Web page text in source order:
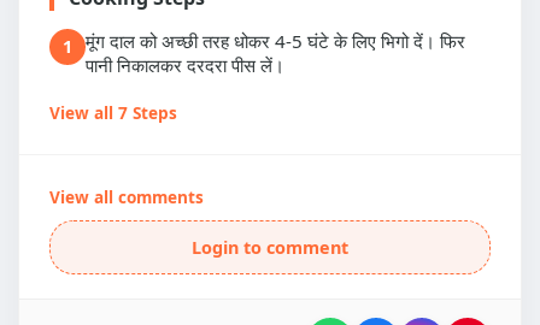
1
मूंग दाल को अच्छी तरह धोकर 4-5 घंटे के लिए भिगो दें। फिर
पानी निकालकर दरदरा पीस लें।
View all 7 Steps
View all comments
Login to comment